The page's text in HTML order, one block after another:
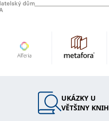
UKÁZKY U
VĚTŠINY KNIH